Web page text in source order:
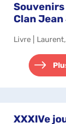
Clan
Livre |
XXXIVe